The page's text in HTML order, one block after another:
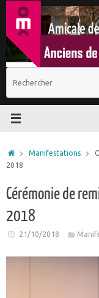
Passer
contenu
Accueil
Manifestations
2018
Cérémonie de
2018
21/10/2018